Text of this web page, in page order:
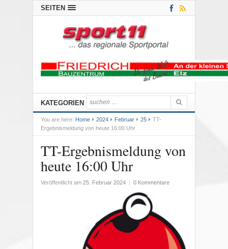
SEITEN
KATEGORIEN
You are here: Home 2024 Februar 25
TT-
Ergebnismeldung von heute 16:00 Uhr
TT-Ergebnismeldung von
heute 16:00 Uhr
Veröffentlicht am 25. Februar 2024 0 Kommentare